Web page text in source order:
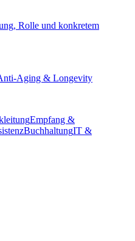
Rolle und konkretem
Aging & Longevity
Empfang &
BuchhaltungIT &